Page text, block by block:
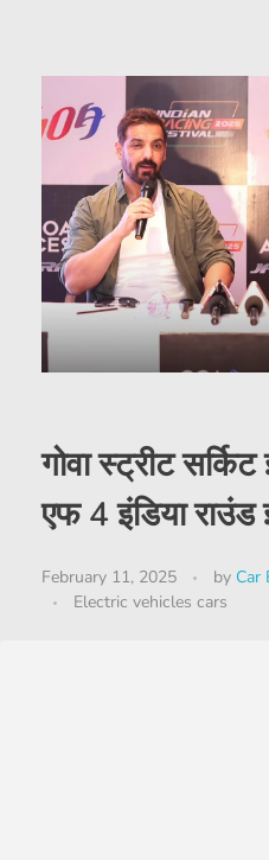
गोवा स्ट्रीट
एफ 4 इंडिया राउंड
February 11, 2025 by Car
Electric vehicles cars